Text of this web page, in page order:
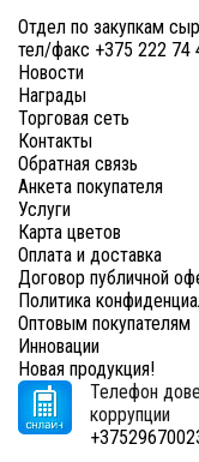
Отдел по закупкам
тел/факс +375 222 74
Новости
Награды
Торговая сеть
Контакты
Обратная связь
Анкета покупателя
Услуги
Карта цветов
Оплата и доставка
Договор публичной
Политика
Оптовым покупателям
Инновации
Новая продукция!
Телефон
коррупции